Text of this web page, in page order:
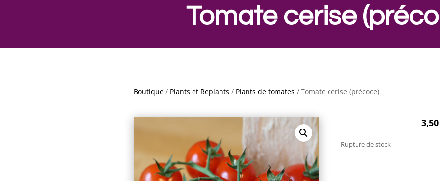
Tomate cerise
Boutique / Plants et Replants / Plants de tomates / Tomate cerise (précoce)
Rupture de stock